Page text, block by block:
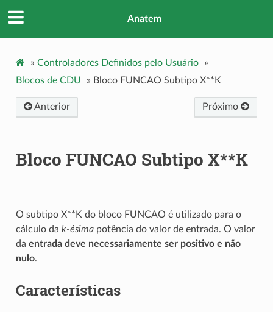
Anatem
» Controladores Definidos pelo Usuário
»
Blocos de CDU
» Bloco FUNCAO Subtipo X**K
Próximo
Anterior
Bloco FUNCAO Subtipo X**K
O subtipo X**K do bloco FUNCAO é utilizado para o
cálculo da k-ésimapotência do valor de entrada. O valor
da entrada deve necessariamente ser positivo e não
nulo.
Características